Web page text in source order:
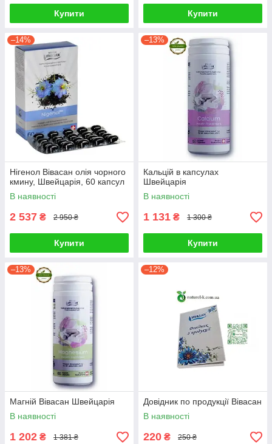
Купити Купити
–14%
Нігенол Вівасан олія чорного
кмину, Швейцарія, 60 капсул
В наявності
2 537 ₴ 2 950 ₴
Купити
–13%
Кальцій в капсулах
Швейцарія
В наявності
1 131 ₴ 1 300 ₴
Купити
–13%
Магній Вівасан Швейцарія
В наявності
1 202 ₴ 1 381 ₴
–12%
Довідник по продукції Вівасан
В наявності
220 ₴ 250 ₴